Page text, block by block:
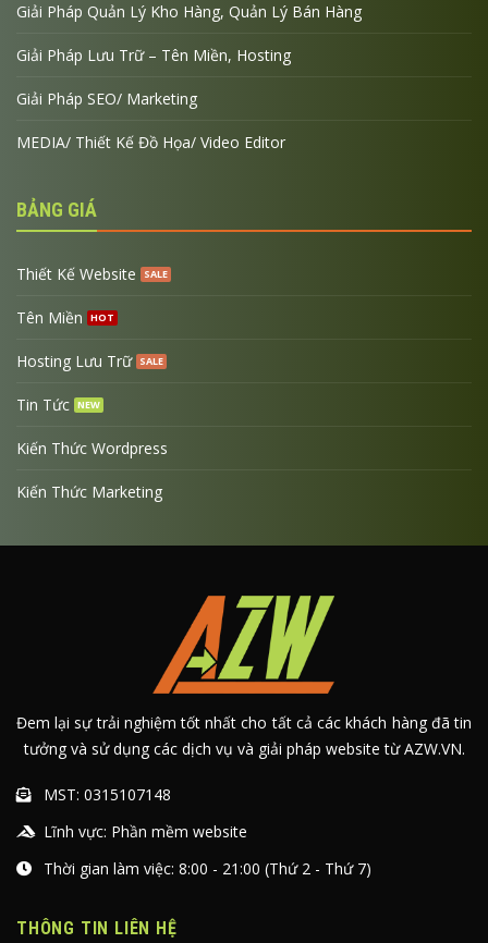
Giải Pháp Quản Lý Kho Hàng, Quản Lý Bán Hàng
Giải Pháp Lưu Trữ – Tên Miền, Hosting
Giải Pháp SEO/ Marketing
MEDIA/ Thiết Kế Đồ Họa/ Video Editor
BẢNG GIÁ
Thiết Kế Website
Tên Miền
Hosting Lưu Trữ
Tin Tức
Kiến Thức Wordpress
Kiến Thức Marketing
Đem lại sự trải nghiệm tốt nhất cho tất cả các khách hàng đã tin
tưởng và sử dụng các dịch vụ và giải pháp website từ AZW.VN.
MST: 0315107148
Lĩnh vực: Phần mềm website
Thời gian làm việc: 8:00 - 21:00 (Thứ 2 - Thứ 7)
THÔNG TIN LIÊN HỆ